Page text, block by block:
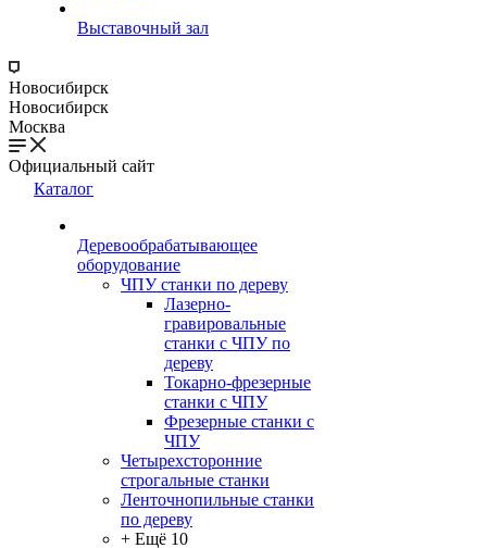
Выставочный зал
Новосибирск
Новосибирск
Москва
Официальный сайт
Каталог
Деревообрабатывающее
оборудование
ЧПУ станки по дереву
Лазерно-
гравировальные
станки с ЧПУ по
дереву
Токарно-фрезерные
станки с ЧПУ
Фрезерные станки с
ЧПУ
Четырехсторонние
строгальные станки
Ленточнопильные станки
по дереву
+ Ещё 10